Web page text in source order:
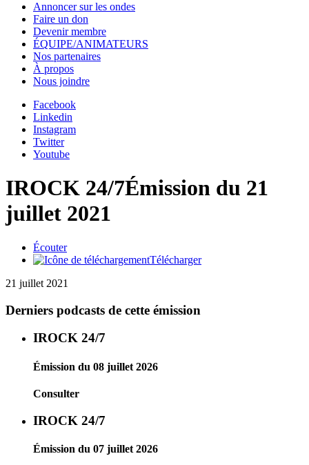
Annoncer sur les ondes
Faire un don
Devenir membre
ÉQUIPE/ANIMATEURS
Nos partenaires
À propos
Nous joindre
Facebook
Linkedin
Instagram
Twitter
Youtube
IROCK 24/7Émission du 21
juillet 2021
Écouter
Télécharger
21 juillet 2021
Derniers podcasts de cette émission
IROCK 24/7
Émission du 08 juillet 2026
Consulter
IROCK 24/7
Émission du 07 juillet 2026